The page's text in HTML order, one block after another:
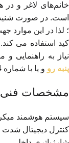
خانم‌های لاغر و در
است. در صورت
؛ لذا در این
کید استفاده می‌
نیاز به راهنمایی و
پنبه رو و یا با شماره 09300939314 تماس بگیرید.
مشخصات فنی
سیستم هوشمند
کنترل دیجیتال شدت